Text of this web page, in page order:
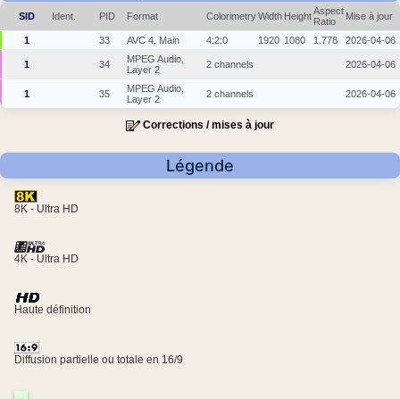
SID Ident. PID Format ColorimetryWidth HeightAspect
Ratio
Mise à jour
1 33 AVC 4, Main 4:2:0 1920 1080 1.778 2026-04-06
1 34
MPEG Audio,
Layer 2
2 channels 2026-04-06
1 35
MPEG Audio,
Layer 2
2 channels 2026-04-06
Corrections / mises à jour
Légende
8K - Ultra HD
4K - Ultra HD
Haute définition
Diffusion partielle ou totale en 16/9